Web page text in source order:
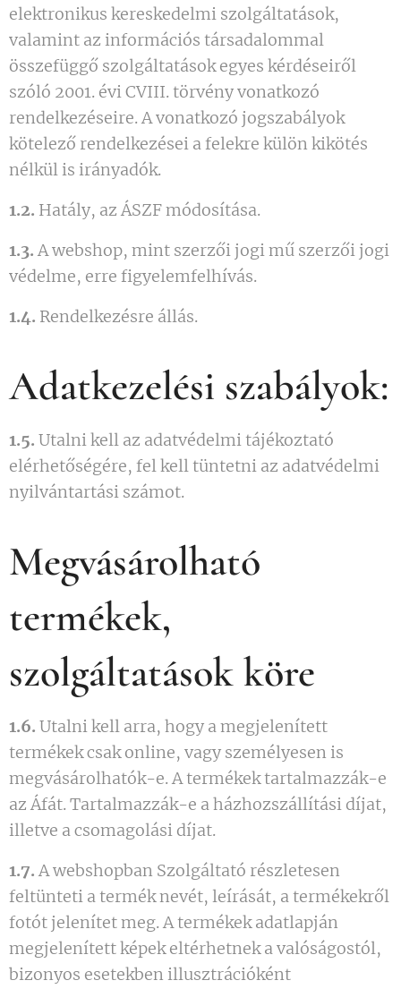
elektronikus kereskedelmi szolgáltatások,
valamint az információs társadalommal
összefüggő szolgáltatások egyes kérdéseiről
szóló 2001. évi CVIII. törvény vonatkozó
rendelkezéseire. A vonatkozó jogszabályok
kötelező rendelkezései a felekre külön kikötés
nélkül is irányadók.
1.2. Hatály, az ÁSZF módosítása.
1.3. A webshop, mint szerzői jogi mű szerzői jogi
védelme, erre figyelemfelhívás.
1.4. Rendelkezésre állás.
Adatkezelési szabályok:
1.5. Utalni kell az adatvédelmi tájékoztató
elérhetőségére, fel kell tüntetni az adatvédelmi
nyilvántartási számot.
Megvásárolható
termékek,
szolgáltatások köre
1.6. Utalni kell arra, hogy a megjelenített
termékek csak online, vagy személyesen is
megvásárolhatók-e. A termékek tartalmazzák-e
az Áfát. Tartalmazzák-e a házhozszállítási díjat,
illetve a csomagolási díjat.
1.7. A webshopban Szolgáltató részletesen
feltünteti a termék nevét, leírását, a termékekről
fotót jelenítet meg. A termékek adatlapján
megjelenített képek eltérhetnek a valóságostól,
bizonyos esetekben illusztrációként